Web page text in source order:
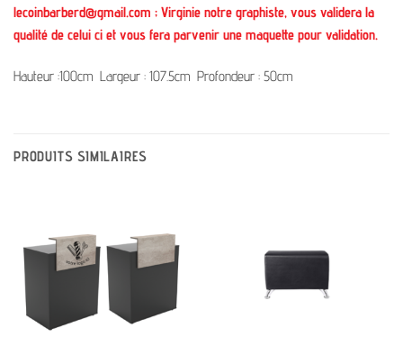
lecoinbarberd@gmail.com ; Virginie notre graphiste, vous validera la
qualité de celui ci et vous fera parvenir une maquette pour validation.
Hauteur :100cm Largeur : 107.5cm Profondeur : 50cm
PRODUITS SIMILAIRES